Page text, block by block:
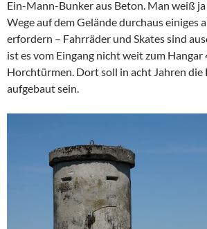
Ein-Mann-Bunker aus Beton. Man weiß ja
Wege auf dem Gelände durchaus einiges
erfordern – Fahrräder und Skates sind
ist es vom Eingang nicht weit zum Hangar
Horchtürmen. Dort soll in acht Jahren
aufgebaut sein.